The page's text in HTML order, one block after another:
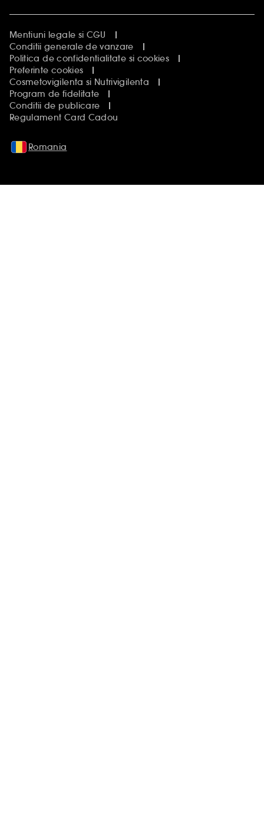
Mentiuni legale si CGU
Conditii generale de vanzare
Politica de confidentialitate si cookies
Preferinte cookies
Cosmetovigilenta si Nutrivigilenta
Program de fidelitate
Conditii de publicare
Regulament Card Cadou
Romania